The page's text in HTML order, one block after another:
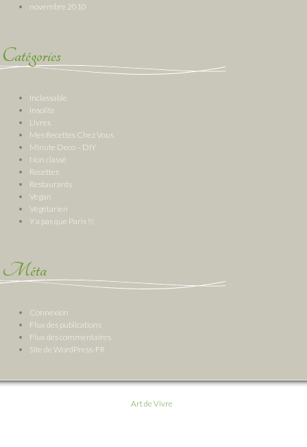
novembre 2010
Catégories
Inclassable
Insolite
Livres
Mes Recettes Chez Vous
Minute Deco – DIY
Non classé
Recettes
Restaurants
Vegan
Végétarien
Y a pas que Paris !!!
Méta
Connexion
Flux des publications
Flux des commentaires
Site de WordPress-FR
Art de Vivre